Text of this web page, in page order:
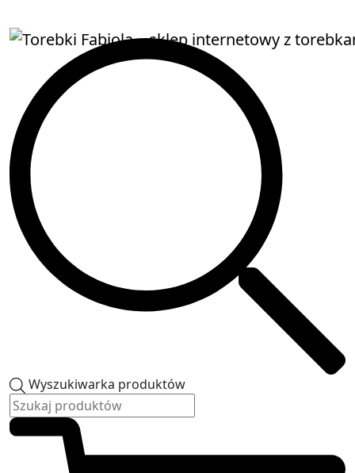
Wyszukiwarka produktów